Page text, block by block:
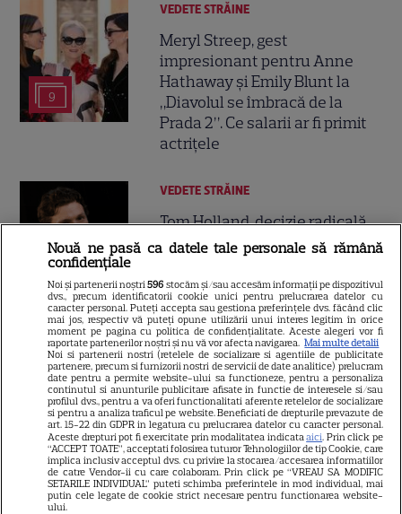
9
VEDETE STRĂINE
Meryl Streep, gest
impresionant pentru Anne
Hathaway și Emily Blunt la
„Diavolul se îmbracă de la
Prada 2”. Ce salarii ar fi primit
actrițele
13
VEDETE STRĂINE
Tom Holland, decizie radicală
pentru noul său film! Ce
promisiune a făcut actorul
după momentele virale în care
a făcut senzație prin dans
13
SKYSHOWTIME
Scarlett Johansson și Kristin
Scott Thomas, din nou mamă
și fiică pe ecran în „My
Mother's Wedding”. Când
apare filmul pe SkyShowtime
Nouă ne pasă ca datele tale personale să rămână
confidențiale
Noi și partenerii noștri596 stocăm și/sau accesăm informații pe dispozitivul
dvs., precum identificatorii cookie unici pentru prelucrarea datelor cu
caracter personal. Puteți accepta sau gestiona preferințele dvs. făcând clic
mai jos, respectiv vă puteți opune utilizării unui interes legitim în orice
moment pe pagina cu politica de confidențialitate. Aceste alegeri vor fi
raportate partenerilor noștri și nu vă vor afecta navigarea. Mai multe detalii
Noi si partenerii nostri (retelele de socializare si agentiile de publicitate
partenere, precum si furnizorii nostri de servicii de date analitice) prelucram
date pentru a permite website-ului sa functioneze, pentru a personaliza
continutul si anunturile publicitare afisate in functie de interesele si/sau
profilul dvs., pentru a va oferi functionalitati aferente retelelor de socializare
si pentru a analiza traficul pe website. Beneficiati de drepturile prevazute de
art. 15-22 din GDPR in legatura cu prelucrarea datelor cu caracter personal.
Aceste drepturi pot fi exercitate prin modalitatea indicataaici. Prin click pe
“ACCEPT TOATE”, acceptati folosirea tuturor Tehnologiilor de tip Cookie, care
implica inclusiv acceptul dvs. cu privire la stocarea/accesarea informatiilor
de catre Vendor-ii cu care colaboram. Prin click pe “VREAU SA MODIFIC
SETARILE INDIVIDUAL” puteti schimba preferintele in mod individual, mai
putin cele legate de cookie strict necesare pentru functionarea website-
ului.